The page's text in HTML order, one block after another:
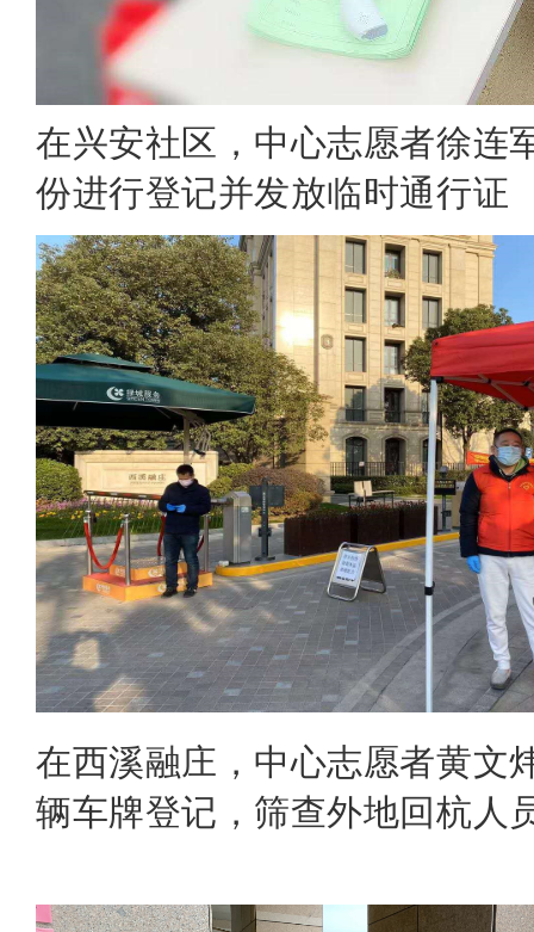
在兴安社区，中心志愿者徐连
份进行登记并发放临时通行证
在西溪融庄，中心志愿者黄文
辆车牌登记，筛查外地回杭人